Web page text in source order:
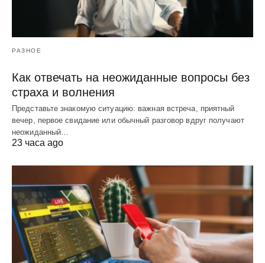
РАЗНОЕ
Как отвечать на неожиданные вопросы без
страха и волнения
Представьте знакомую ситуацию: важная встреча, приятный
вечер, первое свидание или обычный разговор вдруг получают
неожиданный…
23 часа ago